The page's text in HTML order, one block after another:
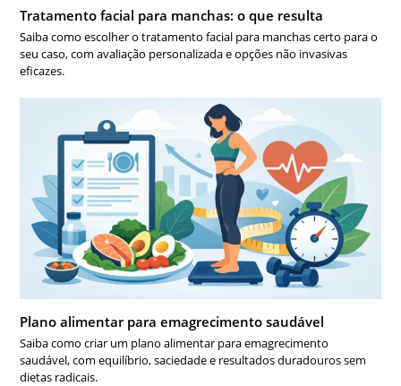
Tratamento facial para manchas: o que resulta
Saiba como escolher o tratamento facial para manchas certo para o
seu caso, com avaliação personalizada e opções não invasivas
eficazes.
Plano alimentar para emagrecimento saudável
Saiba como criar um plano alimentar para emagrecimento
saudável, com equilíbrio, saciedade e resultados duradouros sem
dietas radicais.